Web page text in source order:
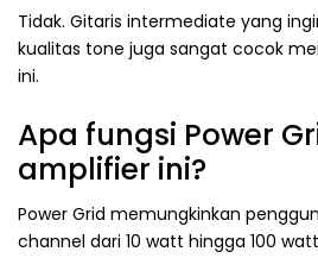
Tidak. Gitaris intermediate yang
kualitas tone juga sangat cocok
ini.
Apa fungsi Power
amplifier ini?
Power Grid memungkinkan
channel dari 10 watt hingga 100